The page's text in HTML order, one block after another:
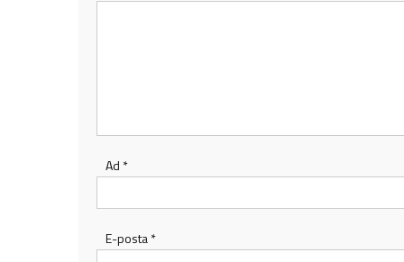
Ad *
E-posta*